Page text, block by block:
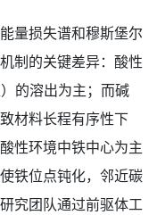
量损失谱和穆斯堡尔
制的关键差异：酸性
的溶出为主；而碱
材料长程有序性下
性环境中铁中心为主
铁位点钝化，邻近碳
究团队通过前驱体工